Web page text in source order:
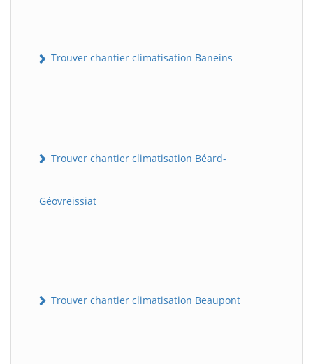
Trouver chantier climatisation Baneins
Trouver chantier climatisation Béard-
Géovreissiat
Trouver chantier climatisation Beaupont